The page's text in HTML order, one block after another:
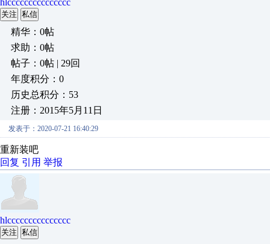
hlccccccccccccccc
关注 私信
精华：0帖
求助：0帖
帖子：0帖 | 29回
年度积分：0
历史总积分：53
注册：2015年5月11日
发表于：2020-07-21 16:40:29
重新装吧
回复 引用 举报
hlccccccccccccccc
关注 私信